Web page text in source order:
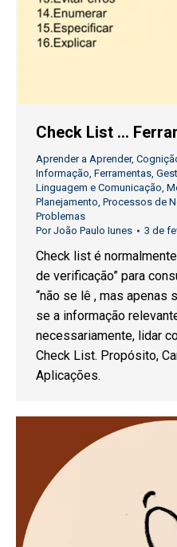
Check List …
Aprender a Aprender,
Informação Ferramentas
Linguagem e Comunicação
Planejamento Processos de
Problemas
PorJoão Paulo Iunes 3 de
Check list é
de verificação” para
“não se lê , mas apenas
se a informação
necessariamente, lidar
Check List. Propósito,
Aplicações.